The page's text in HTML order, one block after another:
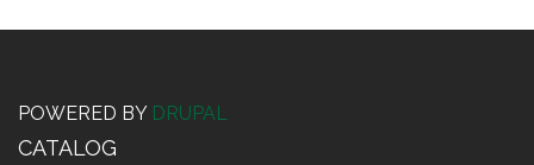
POWERED BY DRUPAL
CATALOG